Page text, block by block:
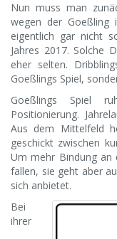
Nun muss man
wegen der Goeßling
eigentlich gar nicht
Jahres 2017. Solche
eher selten.
Goeßlings Spiel,
Goeßlings Spiel
Positionierung.
Aus dem Mittelfeld
geschickt zwischen
Um mehr Bindung an
fallen, sie geht aber
sich anbietet.
Bei
ihrer